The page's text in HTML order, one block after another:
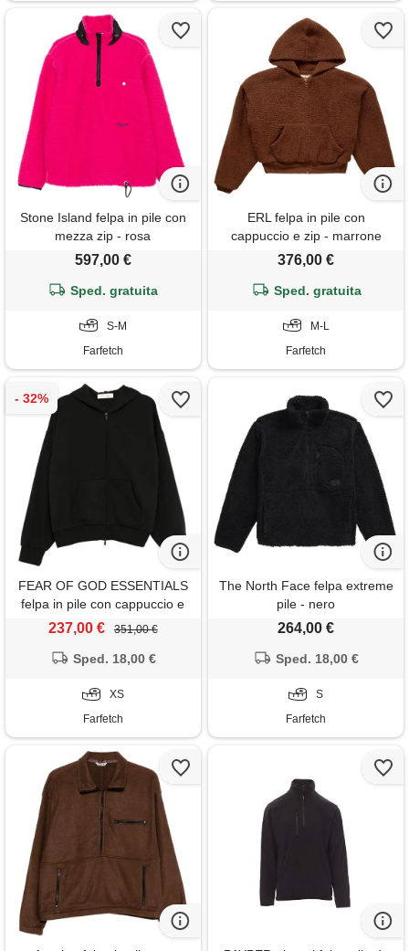
Stone Island felpa in pile con
mezza zip - rosa
597,00 €
Sped. gratuita
S-M
Farfetch
ERL felpa in pile con
cappuccio e zip - marrone
376,00 €
Sped. gratuita
M-L
Farfetch
FEAR OF GOD ESSENTIALS
felpa in pile con cappuccio e
zip - nero
237,00 € 351,00 €
Sped. 18,00 €
XS
Farfetch
The North Face felpa extreme
pile - nero
264,00 €
Sped. 18,00 €
S
Farfetch